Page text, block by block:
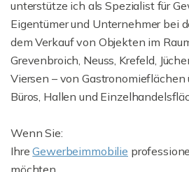
unterstütze ich als Spezialist für
Eigentümer und Unternehmer bei
dem Verkauf von Objekten im
Grevenbroich, Neuss, Krefeld,
Viersen – von Gastronomieflächen
Büros, Hallen und
Wenn Sie:
IhreGewerbeimmobilie
möchten